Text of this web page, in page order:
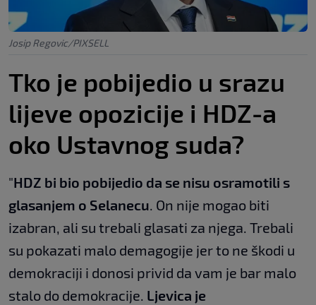
Josip Regovic/PIXSELL
Tko je pobijedio u srazu
lijeve opozicije i HDZ-a
oko Ustavnog suda?
"HDZ bi bio pobijedio da se nisu osramotili s
glasanjem o Selanecu. On nije mogao biti
izabran, ali su trebali glasati za njega. Trebali
su pokazati malo demagogije jer to ne škodi u
demokraciji i donosi privid da vam je bar malo
stalo do demokracije. Ljevica je